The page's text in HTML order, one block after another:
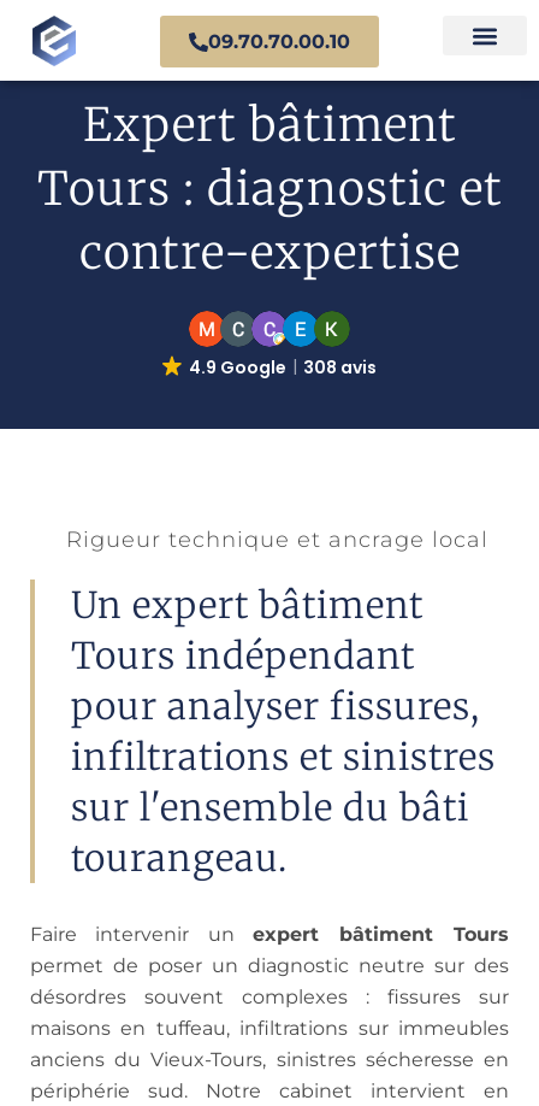
09.70.70.00.10
Expert bâtiment
Tours : diagnostic et
contre-expertise
4.9 Google 308 avis
Rigueur technique et ancrage local
Un expert bâtiment
Tours indépendant
pour analyser fissures,
infiltrations et sinistres
sur l'ensemble du bâti
tourangeau.
Faire intervenir un expert bâtiment Tours
permet de poser un diagnostic neutre sur des
désordres souvent complexes : fissures sur
maisons en tuffeau, infiltrations sur immeubles
anciens du Vieux-Tours, sinistres sécheresse en
périphérie sud. Notre cabinet intervient en